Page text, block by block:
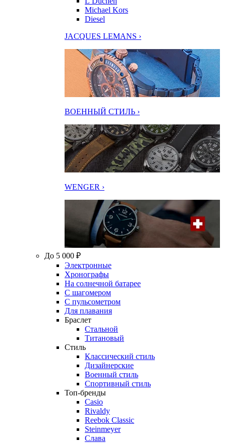
Michael Kors
Diesel
JACQUES LEMANS ›
ВОЕННЫЙ СТИЛЬ ›
WENGER ›
До 5 000 ₽
Электронные
Хронографы
На солнечной батарее
С шагомером
С пульсометром
Для плавания
Браслет
Стальной
Титановый
Стиль
Классический стиль
Дизайнерские
Военный стиль
Спортивный стиль
Топ-бренды
Casio
Rivaldy
Reebok Classic
Steinmeyer
Слава